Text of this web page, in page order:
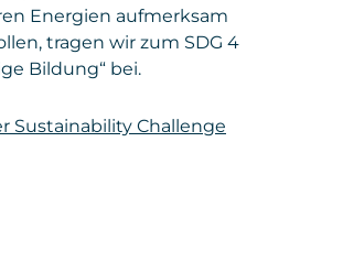
Energien aufmerksam
tragen wir zum SDG 4
Bildung“ bei.
Sustainability Challenge
:
de-
privacystatement